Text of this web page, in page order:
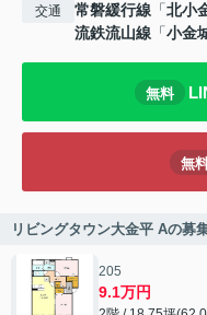
交通 常磐緩行線 「北小
流鉄流山線 「小金
無料
無
リビングタウン大金平 Aの募
205
9.1万円